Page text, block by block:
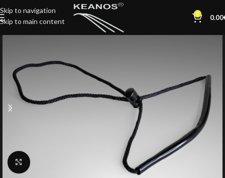
Skip to navigation
Skip to main content
0 0.00
Click to enlarge